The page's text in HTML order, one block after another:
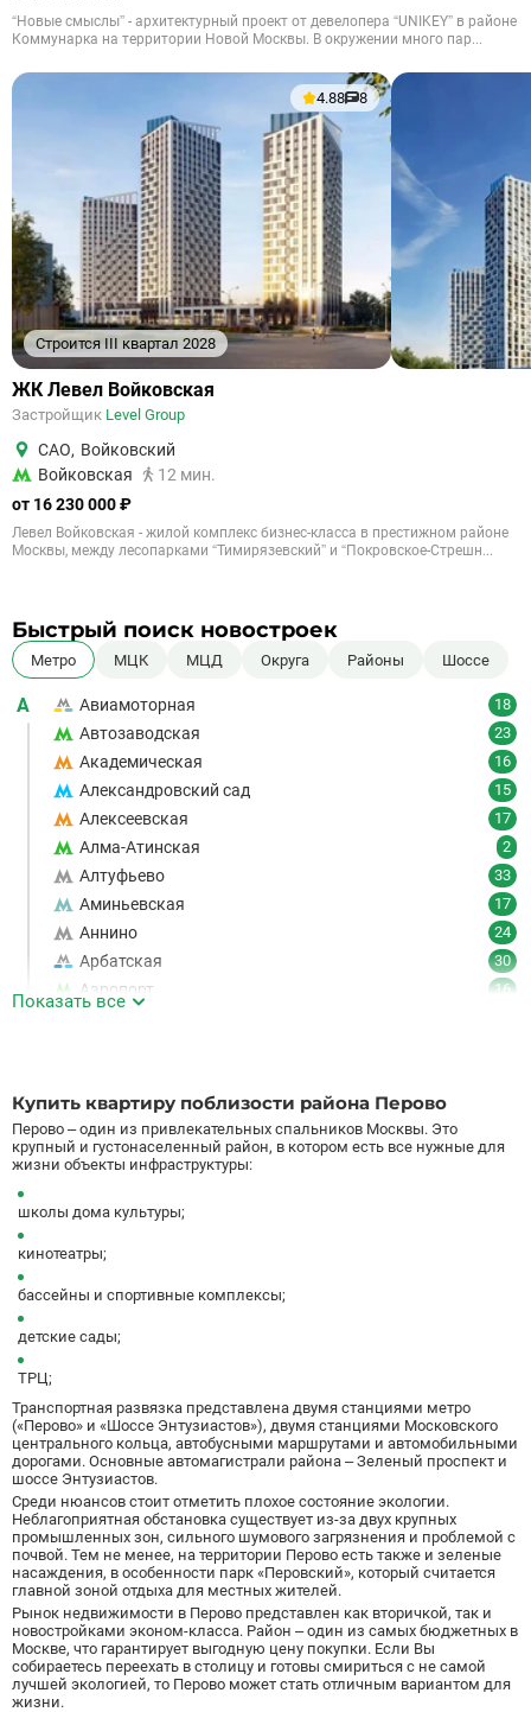
“Новые смыслы” - архитектурный проект от девелопера “UNIKEY” в районе
Коммунарка на территории Новой Москвы. В окружении много пар...
Строится III квартал 2028
4.88 8
ЖК Левел Войковская
Застройщик Level Group
САО, Войковский
Войковская
12 мин.
от 16 230 000 ₽
Левел Войковская - жилой комплекс бизнес-класса в престижном районе
Москвы, между лесопарками “Тимирязевский” и “Покровское-Стрешн...
Быстрый поиск новостроек
Метро МЦК МЦД Округа Районы Шоссе
А Авиамоторная 18
Автозаводская 23
Академическая 16
Александровский сад 15
Алексеевская 17
Алма-Атинская 2
Алтуфьево 33
Аминьевская 17
Аннино 24
Арбатская 30
Аэропорт 16
Баррикадная
Бауманская 25
Беговая
Беляево
Битцевский парк
Боровское шоссе 12
Ботанический сад 20
Братиславская
Бульвар Адмирала Ушакова
Бульвар Дмитрия Донского 20
Бульвар Рокоссовского 22
Бунинская аллея
Бутырская 13
В Вавиловская
Варшавская
Показать все
Купить квартиру поблизости района Перово
Перово – один из привлекательных спальников Москвы. Это
крупный и густонаселенный район, в котором есть все нужные для
жизни объекты инфраструктуры:
школы дома культуры;
кинотеатры;
бассейны и спортивные комплексы;
детские сады;
ТРЦ;
Транспортная развязка представлена двумя станциями метро
(«Перово» и «Шоссе Энтузиастов»), двумя станциями Московского
центрального кольца, автобусными маршрутами и автомобильными
дорогами. Основные автомагистрали района – Зеленый проспект и
шоссе Энтузиастов.
Среди нюансов стоит отметить плохое состояние экологии.
Неблагоприятная обстановка существует из-за двух крупных
промышленных зон, сильного шумового загрязнения и проблемой с
почвой. Тем не менее, на территории Перово есть также и зеленые
насаждения, в особенности парк «Перовский», который считается
главной зоной отдыха для местных жителей.
Рынок недвижимости в Перово представлен как вторичкой, так и
новостройками эконом-класса. Район – один из самых бюджетных в
Москве, что гарантирует выгодную цену покупки. Если Вы
собираетесь переехать в столицу и готовы смириться с не самой
лучшей экологией, то Перово может стать отличным вариантом для
жизни.